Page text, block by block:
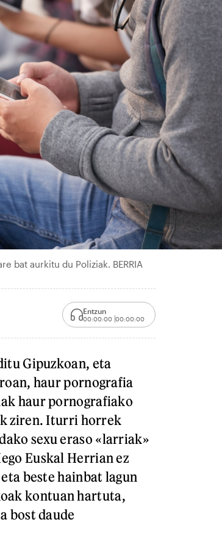
bat aurkitu du Poliziak. BERRIA
Entzun
00:00:00 00:00:00
Gipuzkoan, eta
haur pornografia
haur pornografiako
ziren. Iturri horrek
sexu eraso «larriak»
Euskal Herrian ez
beste hainbat lagun
kontuan hartuta,
bost daude